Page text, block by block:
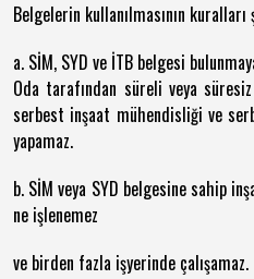
Belgelerin kullanılmasının kuralları
a. SİM, SYD ve İTB belgesi
Oda tarafından süreli veya
serbest inşaat mühendisliği ve
yapamaz.
b. SİM veya SYD belgesine sahip
ne işlenemez
ve birden fazla işyerinde çalışamaz.